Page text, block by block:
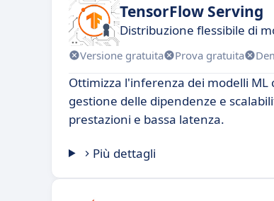
TensorFlow Serving
Distribuzione flessibile di
Versione gratuita Prova gratuita
Ottimizza l'inferenza dei modelli
gestione delle dipendenze e
prestazioni e bassa latenza.
Più dettagli